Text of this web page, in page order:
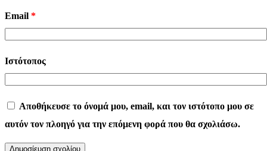
Email *
Ιστότοπος
Αποθήκευσε το όνομά μου, email, και τον ιστότοπο μου σε
αυτόν τον πλοηγό για την επόμενη φορά που θα σχολιάσω.